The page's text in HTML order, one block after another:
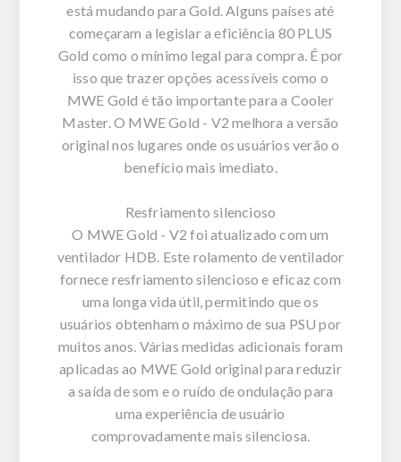
está mudando para Gold. Alguns países até
começaram a legislar a eficiência 80 PLUS
Gold como o mínimo legal para compra. É por
isso que trazer opções acessíveis como o
MWE Gold é tão importante para a Cooler
Master. O MWE Gold - V2 melhora a versão
original nos lugares onde os usuários verão o
benefício mais imediato.
Resfriamento silencioso
O MWE Gold - V2 foi atualizado com um
ventilador HDB. Este rolamento de ventilador
fornece resfriamento silencioso e eficaz com
uma longa vida útil, permitindo que os
usuários obtenham o máximo de sua PSU por
muitos anos. Várias medidas adicionais foram
aplicadas ao MWE Gold original para reduzir
a saída de som e o ruído de ondulação para
uma experiência de usuário
comprovadamente mais silenciosa.